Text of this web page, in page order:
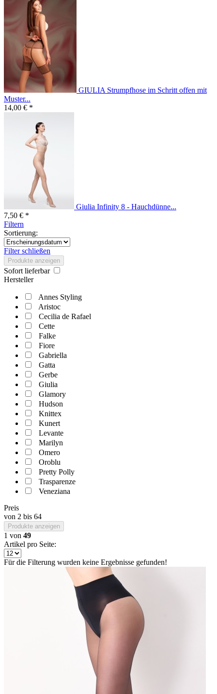
GIULIA Strumpfhose im Schritt offen mit
Muster...
14,00 € *
Giulia Infinity 8 - Hauchdünne...
7,50 € *
Filtern
Sortierung:
Filter schließen
Produkte anzeigen
Sofort lieferbar
Hersteller
Annes Styling
Aristoc
Cecilia de Rafael
Cette
Falke
Fiore
Gabriella
Gatta
Gerbe
Giulia
Glamory
Hudson
Knittex
Kunert
Levante
Marilyn
Omero
Oroblu
Pretty Polly
Trasparenze
Veneziana
Preis
von 2 bis 64
Produkte anzeigen
1 von 49
Artikel pro Seite:
Für die Filterung wurden keine Ergebnisse gefunden!